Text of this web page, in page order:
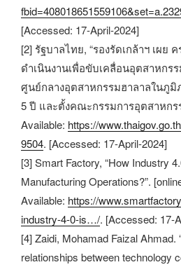
[Accessed: 17-April-2024]
[2] รัฐบาลไทย, “รองรัดเกล้าฯ เผย
ดำเนินงานเพื่อขับเคลื่อนอุตสาหกร
ศูนย์กลางอุตสาหกรรมฮาลาลในภู
5 ปี และตั้งคณะกรรมการอุตสาหกร
Available: https://
9504. [Accessed: 17-April-2024]
[3] Smart Factory, “How Industry
Manufacturing Operations?”.
Available: https://
industry-4-0-is…/. [Accessed: 17-
[4] Zaidi, Mohamad Faizal Ahmad.
relationships between technology